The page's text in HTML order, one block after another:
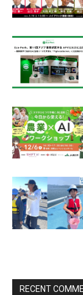
RECENT